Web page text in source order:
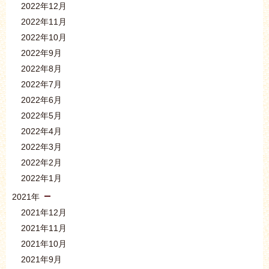
2022年12月
2022年11月
2022年10月
2022年9月
2022年8月
2022年7月
2022年6月
2022年5月
2022年4月
2022年3月
2022年2月
2022年1月
2021年
2021年12月
2021年11月
2021年10月
2021年9月